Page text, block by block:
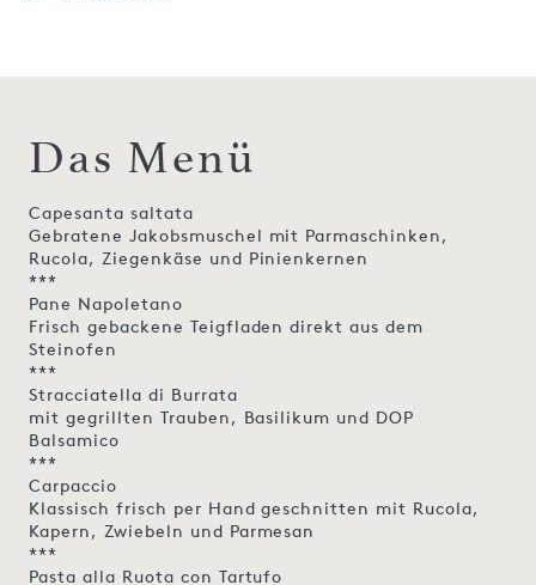
Das Menü
Capesanta saltata
Gebratene Jakobsmuschel mit Parmaschinken,
Rucola, Ziegenkäse und Pinienkernen
***
Pane Napoletano
Frisch gebackene Teigfladen direkt aus dem
Steinofen
***
Stracciatella di Burrata
mit gegrillten Trauben, Basilikum und DOP
Balsamico
***
Carpaccio
Klassisch frisch per Hand geschnitten mit Rucola,
Kapern, Zwiebeln und Parmesan
***
Pasta alla Ruota con Tartufo